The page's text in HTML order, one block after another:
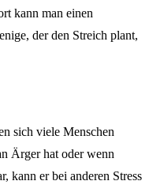
kann man einen
der den Streich plant,
sich viele Menschen
Ärger hat oder wenn
kann er bei anderen Stress